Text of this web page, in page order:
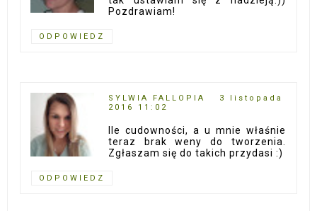
Pozdrawiam!
ODPOWIEDZ
SYLWIA FALLOPIA
3 listopada
2016 11:02
Ile cudowności, a u mnie właśnie
teraz brak weny do tworzenia.
Zgłaszam się do takich przydasi :)
ODPOWIEDZ